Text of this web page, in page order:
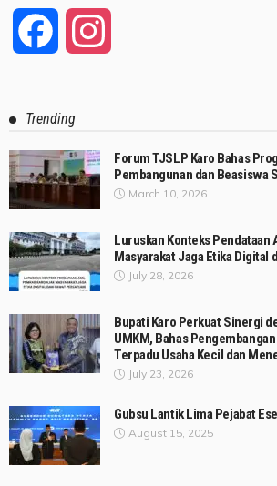
Facebook
Trending
Forum TJSLP Karo Bahas
Pembangunan dan Beasiswa
March 10, 2026
Luruskan Konteks Pendataan
Masyarakat Jaga Etika Digital
July 28, 2026
Bupati Karo Perkuat Sinergi
UMKM, Bahas
Terpadu Usaha Kecil dan
July 23, 2026
Gubsu Lantik Lima Pejabat
August 15, 2025